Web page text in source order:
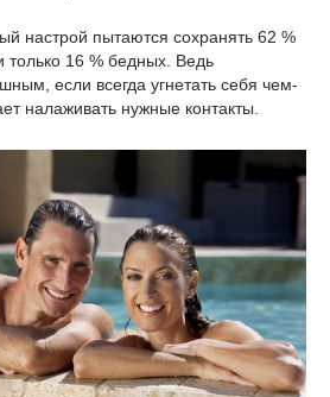
настрой пытаются сохранять 62 %
16 % бедных. Ведь
если всегда угнетать себя чем-
налаживать нужные контакты.